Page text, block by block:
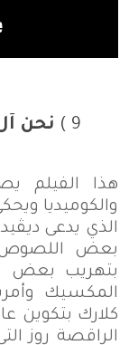
9 ) نحن
هذا الفيلم
والكوميديا
الذي يدعى
بعض اللصوص
بتهريب بعض
المكسيك
كلارك بتكوين
الراقصة روز